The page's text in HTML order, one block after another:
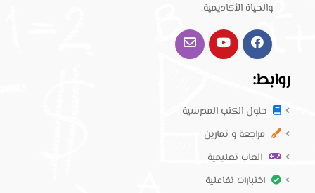
والحياة الأكاديمية.
روابط:
حلول الكتب المدرسية
مراجعة و تمارين
العاب تعليمية
اختبارات تفاعلية